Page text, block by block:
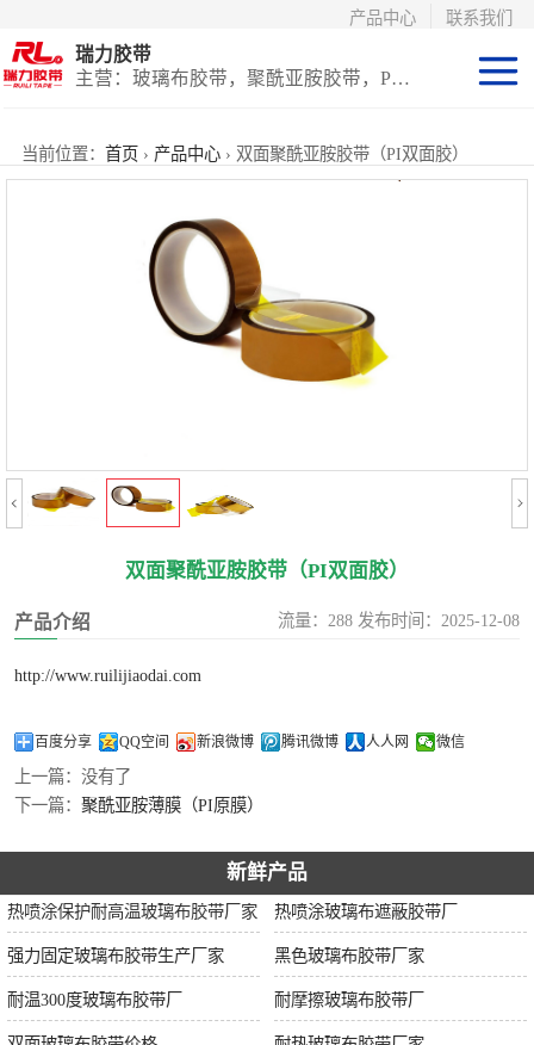
联系我们
产品中心
瑞力胶带
主营：玻璃布胶带，聚酰亚胺胶带，PET高温胶带，耐高温保护膜
当前位置： 首页 › 产品中心 › 双面聚酰亚胺胶带（PI双面胶）
双面聚酰亚胺胶带（PI双面胶）
产品介绍 流量：288 发布时间：2025-12-08
http://www.ruilijiaodai.com
百度分享 QQ空间 新浪微博 腾讯微博 人人网 微信
上一篇： 没有了
下一篇： 聚酰亚胺薄膜（PI原膜）
新鲜产品
热喷涂保护耐高温玻璃布胶带厂家 热喷涂玻璃布遮蔽胶带厂
强力固定玻璃布胶带生产厂家 黑色玻璃布胶带厂家
耐温300度玻璃布胶带厂 耐摩擦玻璃布胶带厂
聚酰亚胺系列
带